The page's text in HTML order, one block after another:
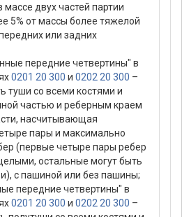
двух частей партии
5% от массы более тяжелой
или задних
передние четвертины" в
0201 20 300 и 0202 20 300 –
туши со всеми костями и
частью и реберным краем
насчитывающая
пары и максимально
(первые четыре пары ребер
остальные могут быть
с пашиной или без пашины;
передние четвертины" в
0201 20 300 и 0202 20 300 –